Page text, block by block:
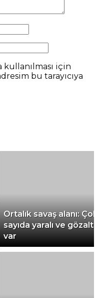
kullanılması için
bu tarayıcıya
Ortalık savaş alanı: Çok
sayıda yaralı ve gözaltı
var